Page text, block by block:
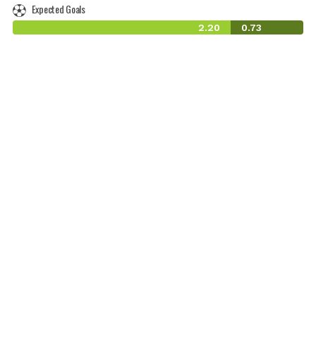
Expected Goals
2.20 0.73